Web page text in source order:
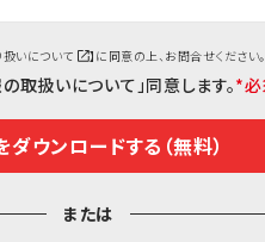
いについて 】に同意の上、お問合せください。
取扱いについて」同意します。*
または